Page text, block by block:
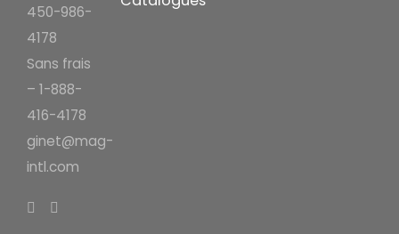
450-986-
4178
Sans frais
– 1-888-
416-4178
ginet@mag-
intl.com